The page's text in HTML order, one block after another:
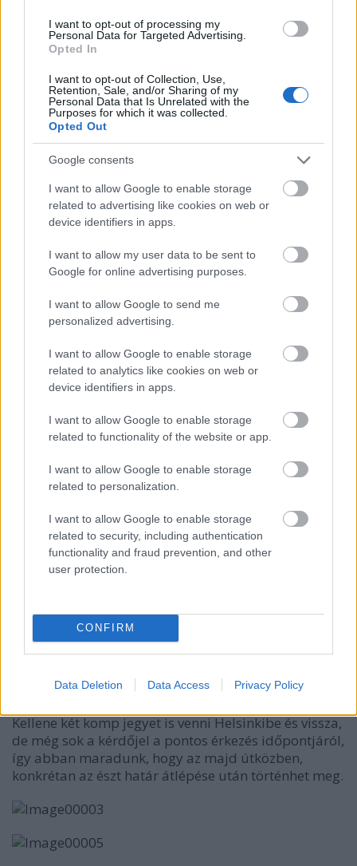
I want to opt-out of processing my
Personal Data for Targeted Advertising.
Opted In
I want to opt-out of Collection, Use,
Retention, Sale, and/or Sharing of my
Personal Data that Is Unrelated with the
Purposes for which it was collected.
Opted Out
Google consents
I want to allow Google to enable storage
related to advertising like cookies on web or
device identifiers in apps.
I want to allow my user data to be sent to
Google for online advertising purposes.
I want to allow Google to send me
personalized advertising.
I want to allow Google to enable storage
related to analytics like cookies on web or
device identifiers in apps.
I want to allow Google to enable storage
related to functionality of the website or app.
I want to allow Google to enable storage
related to personalization.
I want to allow Google to enable storage
related to security, including authentication
functionality and fraud prevention, and other
user protection.
CONFIRM
Data Deletion Data Access Privacy Policy
két opció volt. Viktorék jelenleg Vantaa-ban laknak,
ami alacsonyabb szállásdíjat eredményezett volna,
viszont sokat kellett volna utazni, míg a belváros
minden a szánkban van. Megoldás? Legyünk a
belvárosban és Viktorék is legyenek velünk az egész
idő alatt - Fruzsi innen megy a kórházba dolgozni,
Viktorék irodája pedig szintén a belvárosban van.
Szóval kinyitottam a laptop-ot és napokig
Nyolc főre még ebben a Covid-os időszakban sem
egyszerű lakást találni, pláne úgy, hogy a gatyánkat
sem akartuk rákölteni a szállásra. Amit találtam, azt
egyből küldtem is Viktoréknak, Ők pedig viszont
küldözgettek nekünk ajánlatokat. Leszűkült a kör,
találtam egy full belvárosi lakást, ami 90 m2-es, 4x2
ágyas, konyhával, étkezővel rendelkező apartman,
ahol a nagy asztal mellett egyszerre nyolcan is le
tudunk ülni. Szállás pipa, Zoli utal, Voucher érkezik.
Alakul az út.
Közben az autót is befoglaltam - egy kilenc fős,
hosszított kivitelű Ford Transit mellett tettem le a
voksom, ami napi 13.000 Ft-ba fájt nekünk, de egy
ekkora autó esetében ez szerintem teljesen
elfogadható ár. Már csak azért is, mert így annyi, de
annyi cuccot vihettünk, amit nem szégyelltünk.
(Remélem, hogy finn vámos barátaink nem annyira
már nem is nagyon emlékszem.... ). Szóval autó
lefoglalva, biztosítás, assistance megkötése
megtörtént. Ismét előbbre vagyunk.
Kellene két komp jegyet is venni Helsinkibe és vissza,
de még sok a kérdőjel a pontos érkezés időpontjáról,
így abban maradunk, hogy az majd útközben,
konkrétan az észt határ átlépése után történhet meg.